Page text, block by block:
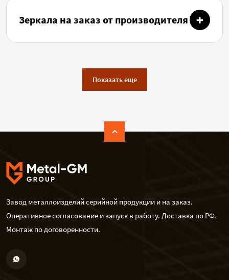
Зеркала на заказ от производителя
Показать еще
Завод металлоизделий серийной продукции и на заказ.
Оперативное согласование и запуск в работу. Доставка по РФ.
Монтаж по договоренности.